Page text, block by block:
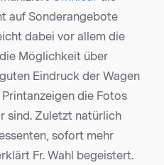
auf Sonderangebote
dabei vor allem die
Möglichkeit über
Eindruck der Wagen
die Fotos
sind. Zuletzt natürlich
sofort mehr
Fr. Wahl begeistert.